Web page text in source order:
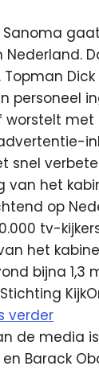
Nederland.
personeel
worstelt met
snel
van het
op
tv-
het
bijna 1,3
verder
de media
Barack